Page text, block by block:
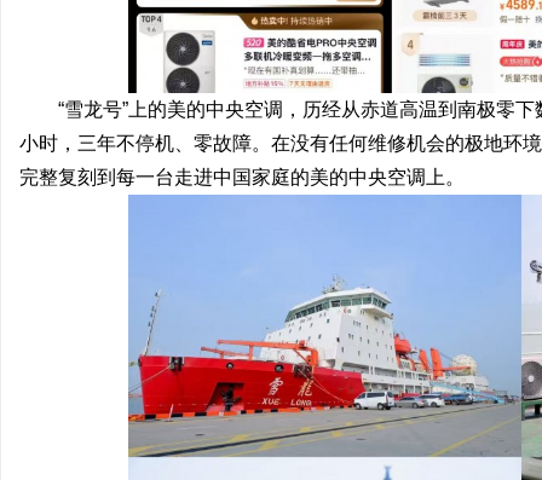
“雪龙号”上的美的中央空调，历经从赤道高温到南极零
小时，三年不停机、零故障。在没有任何维修机会的极地环
完整复刻到每一台走进中国家庭的美的中央空调上。